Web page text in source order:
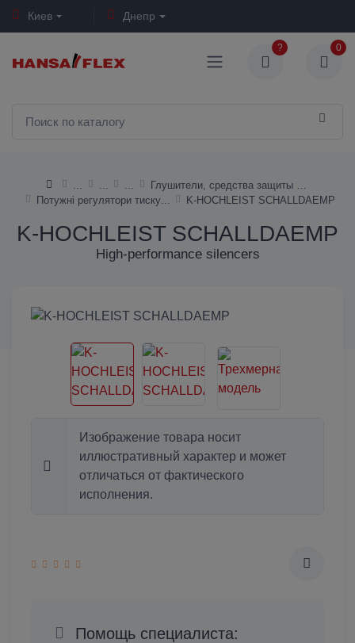
Киев Днепр
? 0
Потужні регулятори тиску
K-HOCHLEIST SCHALLDAEMP
K-HOCHLEIST SCHALLDAEMP
High-performance silencers
Изображение товара носит
иллюстративный характер и может
отличаться от фактического
исполнения.
Помощь специалиста: